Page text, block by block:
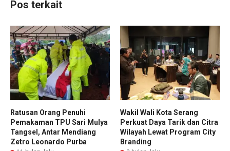
Pos terkait
Ratusan Orang Penuhi
Pemakaman TPU Sari Mulya
Tangsel, Antar Mendiang
Zetro Leonardo Purba
Wakil Wali Kota Serang
Perkuat Daya Tarik dan Citra
Wilayah Lewat Program City
Branding